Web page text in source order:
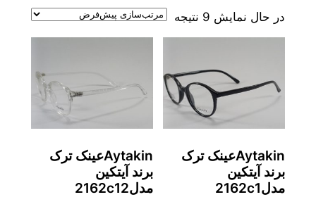
در حال نمایش 9 نتیجه
Aytakinعینک ترک
برند آیتکین
مدل2162c1
Aytakinعینک ترک
برند آیتکین
مدل2162c12